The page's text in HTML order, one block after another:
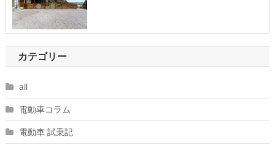
カテゴリー
all
電動車コラム
電動車 試乗記